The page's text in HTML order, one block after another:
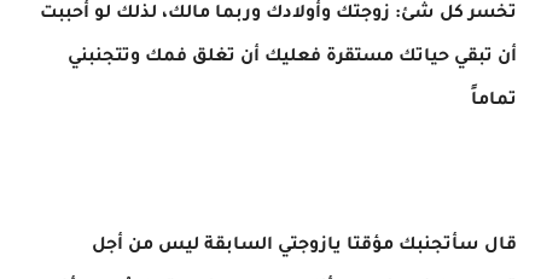
تخسر كل شئ: زوجتك وأولادك وربما مالك، لذلك لو أحببت
أن تبقي حياتك مستقرة فعليك أن تغلق فمك وتتجنبني
تماماً
قال سأتجنبك مؤقتا يازوجتي السابقة ليس من أجل